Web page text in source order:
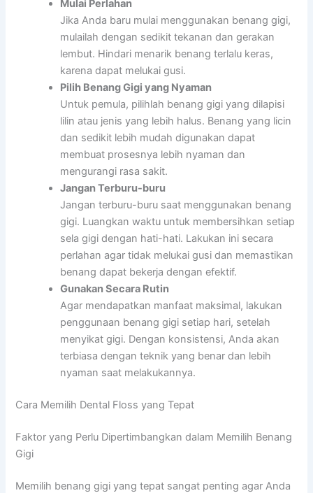
Mulai Perlahan
Jika Anda baru mulai menggunakan benang gigi,
mulailah dengan sedikit tekanan dan gerakan
lembut. Hindari menarik benang terlalu keras,
karena dapat melukai gusi.
Pilih Benang Gigi yang Nyaman
Untuk pemula, pilihlah benang gigi yang dilapisi
lilin atau jenis yang lebih halus. Benang yang licin
dan sedikit lebih mudah digunakan dapat
membuat prosesnya lebih nyaman dan
mengurangi rasa sakit.
Jangan Terburu-buru
Jangan terburu-buru saat menggunakan benang
gigi. Luangkan waktu untuk membersihkan setiap
sela gigi dengan hati-hati. Lakukan ini secara
perlahan agar tidak melukai gusi dan memastikan
benang dapat bekerja dengan efektif.
Gunakan Secara Rutin
Agar mendapatkan manfaat maksimal, lakukan
penggunaan benang gigi setiap hari, setelah
menyikat gigi. Dengan konsistensi, Anda akan
terbiasa dengan teknik yang benar dan lebih
nyaman saat melakukannya.
Cara Memilih Dental Floss yang Tepat
Faktor yang Perlu Dipertimbangkan dalam Memilih Benang
Gigi
Memilih benang gigi yang tepat sangat penting agar Anda